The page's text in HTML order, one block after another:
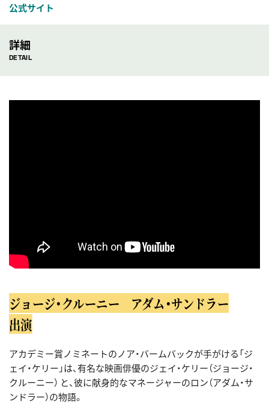
公式サイト
詳細
DETAIL
ジョージ・クルーニー アダム・サンドラー
出演
アカデミー賞ノミネートのノア・バームバックが手がける「ジ
ェイ・ケリー」は、有名な映画俳優のジェイ・ケリー（ジョージ・
クルーニー） と、彼に献身的なマネージャーのロン（アダム・サ
ンドラー）の物語。